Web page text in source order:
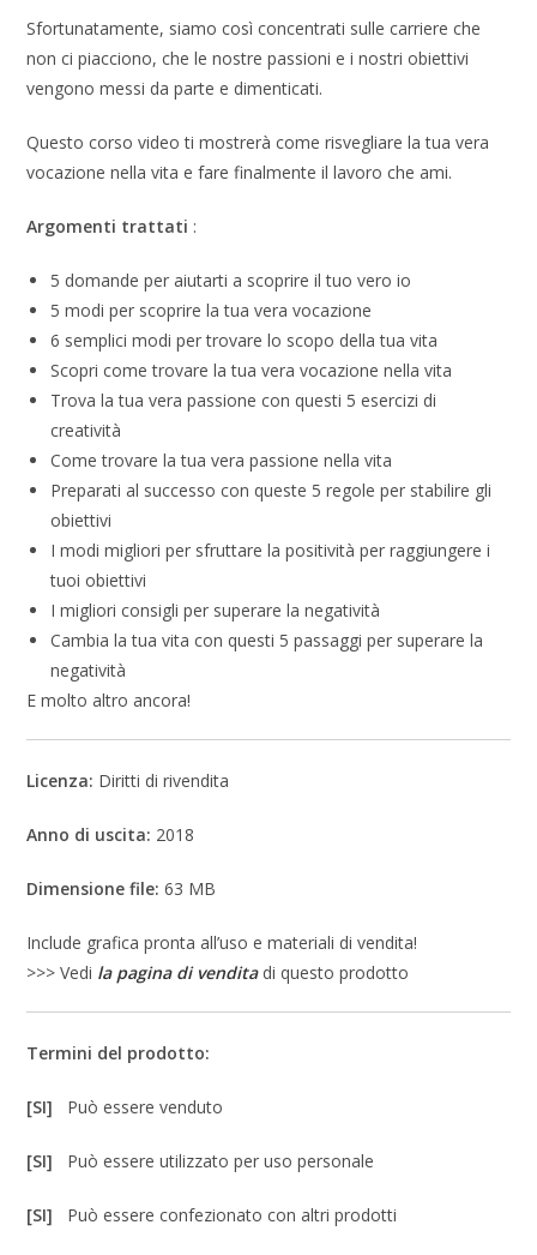
Sfortunatamente, siamo così concentrati sulle carriere che
non ci piacciono, che le nostre passioni e i nostri obiettivi
vengono messi da parte e dimenticati.
Questo corso video ti mostrerà come risvegliare la tua vera
vocazione nella vita e fare finalmente il lavoro che ami.
Argomenti trattati :
5 domande per aiutarti a scoprire il tuo vero io
5 modi per scoprire la tua vera vocazione
6 semplici modi per trovare lo scopo della tua vita
Scopri come trovare la tua vera vocazione nella vita
Trova la tua vera passione con questi 5 esercizi di
creatività
Come trovare la tua vera passione nella vita
Preparati al successo con queste 5 regole per stabilire gli
obiettivi
I modi migliori per sfruttare la positività per raggiungere i
tuoi obiettivi
I migliori consigli per superare la negatività
Cambia la tua vita con questi 5 passaggi per superare la
negatività
E molto altro ancora!
Licenza: Diritti di rivendita
Anno di uscita: 2018
Dimensione file: 63 MB
Include grafica pronta all’uso e materiali di vendita!
>>> Vedi la pagina di venditadi questo prodotto
Termini del prodotto:
[SI] Può essere venduto
[SI] Può essere utilizzato per uso personale
[SI] Può essere confezionato con altri prodotti